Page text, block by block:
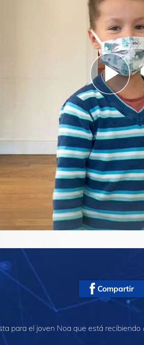
Compartir
para el joven Noa que está recibiendo